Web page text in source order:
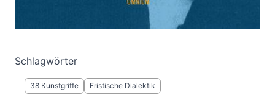
Freunde des guten Arguments.
Schlagwörter
38 Kunstgriffe Eristische Dialektik